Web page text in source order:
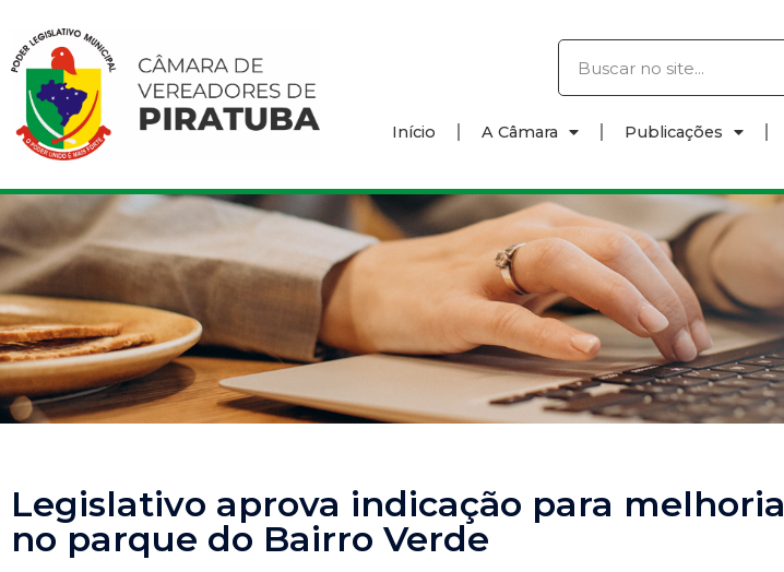
Início A Câmara Publicações
Legislativo aprova indicação para melhoria
no parque do Bairro Verde